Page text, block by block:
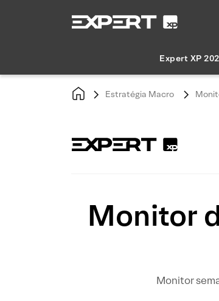
Expert XP
Estratégia Macro
Monitor
Monitor